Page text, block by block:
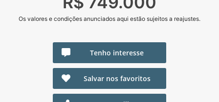
Os valores e condições anunciados aqui estão sujeitos a reajustes.
Tenho interesse
Salvar nos favoritos